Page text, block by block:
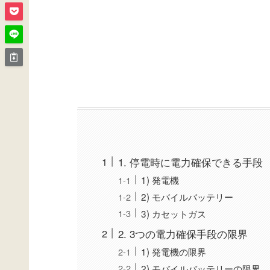
1. 停電時に電力確保できる手段
1) 発電機
2) モバイルバッテリー
3) カセットガス
2. 3つの電力確保手段の限界
1) 発電機の限界